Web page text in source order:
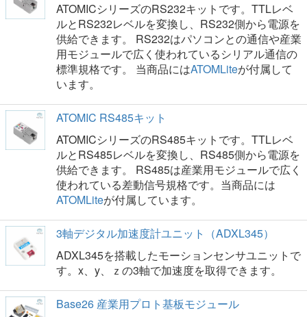
ATOMICシリーズのRS232キットです。TTLレベ
ルとRS232レベルを変換し、RS232側から電源を
供給できます。 RS232はパソコンとの通信や産業
用モジュールで広く使われているシリアル通信の
標準規格です。 当商品にはATOMLiteが付属して
います。
ATOMIC RS485キット
ATOMICシリーズのRS485キットです。TTLレベ
ルとRS485レベルを変換し、RS485側から電源を
供給できます。 RS485は産業用モジュールで広く
使われている差動信号規格です。当商品には
ATOMLiteが付属しています。
3軸デジタル加速度計ユニット（ADXL345）
ADXL345を搭載したモーションセンサユニットで
す。x、y、ｚの3軸で加速度を取得できます。
Base26 産業用プロト基板モジュール